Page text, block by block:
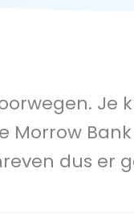
Morrow
dus er